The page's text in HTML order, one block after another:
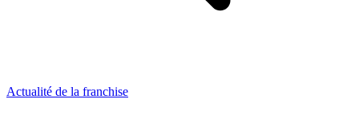
Actualité de la franchise